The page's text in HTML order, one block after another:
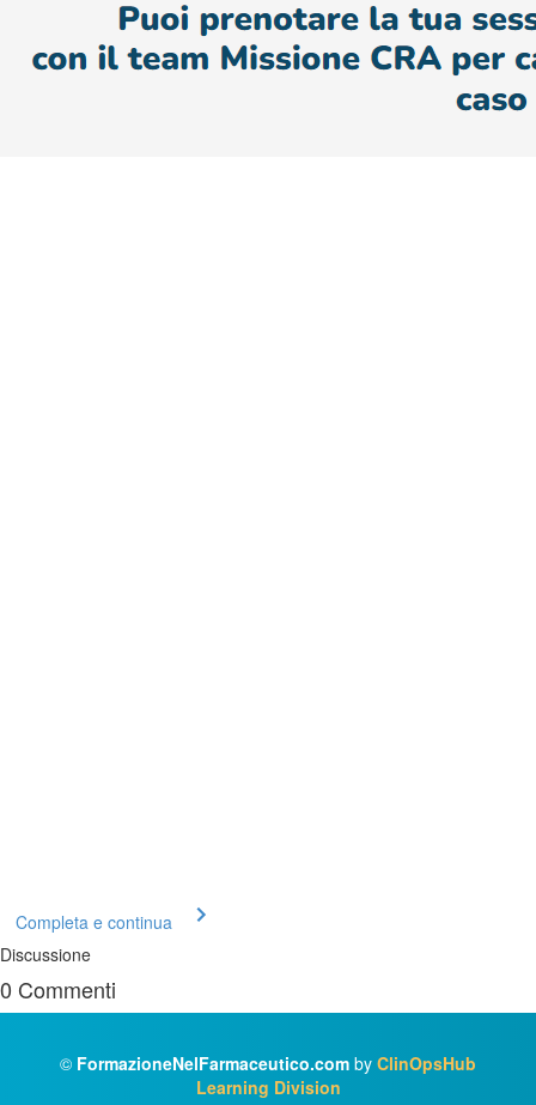
Completa e continua
Discussione
0 Commenti
© FormazioneNelFarmaceutico.com by ClinOpsHub
Learning Division